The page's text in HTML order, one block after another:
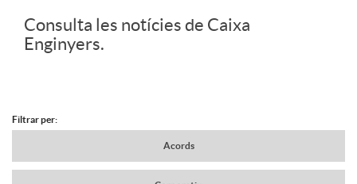
d
Consulta les notícies de Caixa
Enginyers.
N
Filtrar per:
Acords